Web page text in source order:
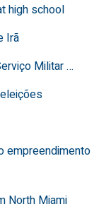
high school
Irã
Militar …
empreendimento
North Miami